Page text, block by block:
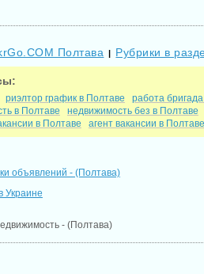
Полтава | Рубрики в
риэлтор график в Полтаве
работа
в Полтаве
недвижимость без в Полтаве
в Полтаве агент вакансии в Полтаве
объявлений - (Полтава)
Украине
- (Полтава)